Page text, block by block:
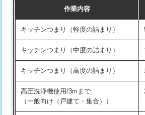
排水管工事（土の掘削・埋め戻し作
排水管工事（排水管工事/3ｍまで）
排水管工事（追加 排水管工事/3ｍ超
マス交換（土の掘削・埋め戻し作業）
マス交換（深さ50㎝未満）
式・ワンホール）)
交換・取付(排水栓・排水トラップ
持込商品取付（単水栓）
作業内容
キッチンつまり（軽度の詰まり）
キッチンつまり（中度の詰まり）
キッチンつまり（高度の詰まり）
高圧洗浄機使用/3mまで
（一般向け（戸建て・集合））